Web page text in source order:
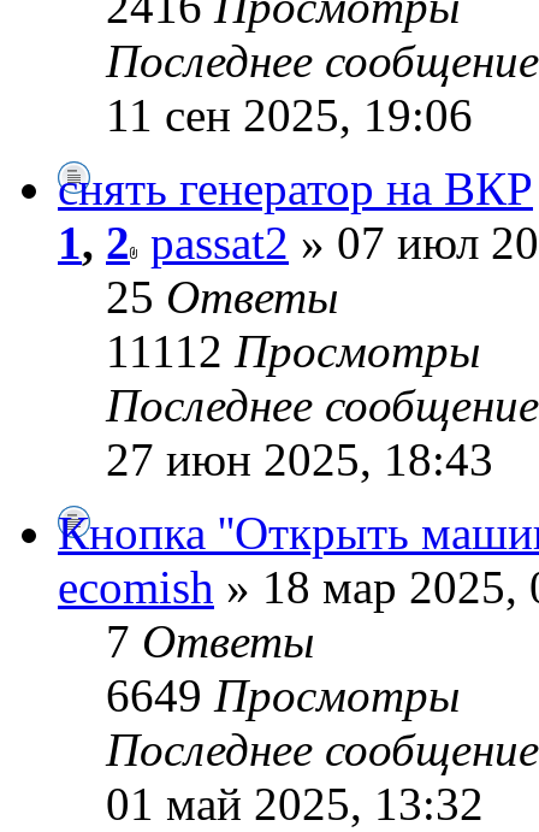
Последнее
11 сен 2025, 19:06
снять генератор на ВКР
1, 2 passat2 » 07 июл
25 Ответы
11112 Просмотры
Последнее
27 июн 2025, 18:43
Кнопка ''Открыть
ecomish » 18 мар 2025,
7 Ответы
6649 Просмотры
Последнее
01 май 2025, 13:32